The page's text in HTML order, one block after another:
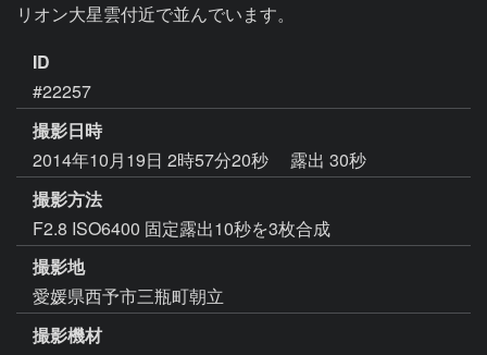
リオン大星雲付近で並んでいます。
ID
#22257
撮影日時
2014年10月19日 2時57分20秒
露出 30秒
撮影方法
F2.8 ISO6400 固定露出10秒を3枚合成
撮影地
愛媛県西予市三瓶町朝立
撮影機材